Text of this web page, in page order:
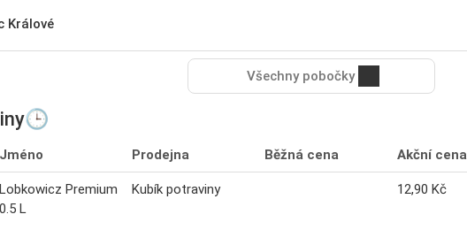
Králové
Všechny pobočky
Jméno Prodejna Běžná cena Akční cena
Lobkowicz Premium
0.5 L
Kubík potraviny 12,90 Kč